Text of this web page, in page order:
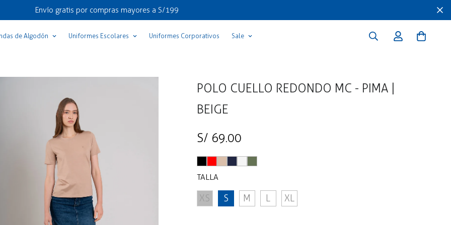
Envío gratis por compras mayores a S/199
de Algodón Uniformes Escolares Uniformes Corporativos Sale
POLO CUELLO REDONDO MC - PIMA |
BEIGE
Precio
S/ 69.00
TALLA
XS S M L XL